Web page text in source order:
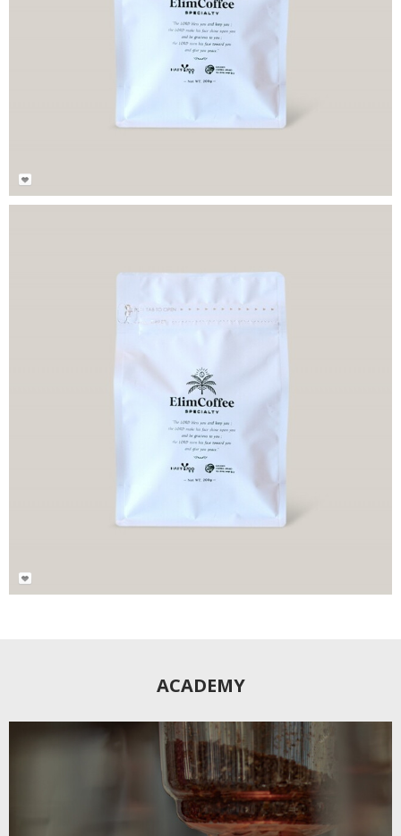
23,000₩ 25,000
케냐 AA
18,000₩ 20,000
ACADEMY